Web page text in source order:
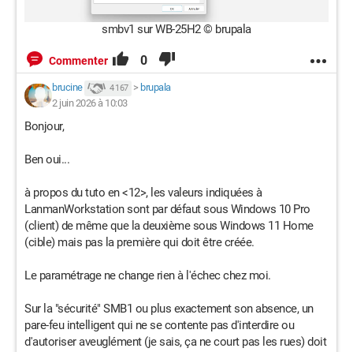
smbv1 sur WB-25H2 © brupala
Commenter 0
brucine 4 167 > brupala
2 juin 2026 à 10:03
Bonjour,
Ben oui...
à propos du tuto en <12>, les valeurs indiquées à
LanmanWorkstation sont par défaut sous Windows 10 Pro
(client) de même que la deuxième sous Windows 11 Home
(cible) mais pas la première qui doit être créée.
Le paramétrage ne change rien à l'échec chez moi.
Sur la "sécurité" SMB1 ou plus exactement son absence, un
pare-feu intelligent qui ne se contente pas d'interdire ou
d'autoriser aveuglément (je sais, ça ne court pas les rues) doit